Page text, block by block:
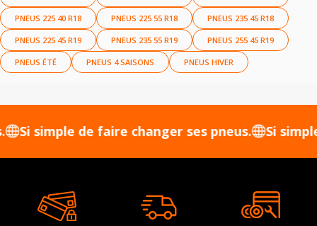
PNEUS 225 40 R18 PNEUS 225 55 R18 PNEUS 235 45 R18
PNEUS 225 45 R19 PNEUS 235 55 R19 PNEUS 255 45 R19
PNEUS ÉTÉ PNEUS 4 SAISONS PNEUS HIVER
de faire changer ses pneus. Si simple de